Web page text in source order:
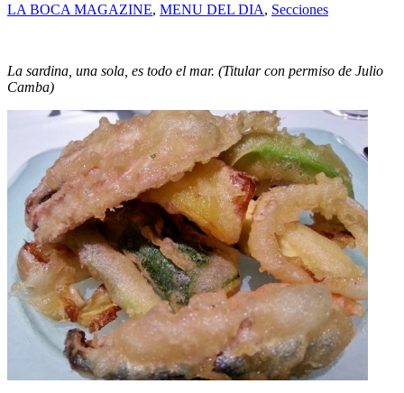
LA BOCA MAGAZINE, MENU DEL DIA, Secciones
La sardina, una sola, es todo el mar. (Titular con permiso de Julio
Camba)